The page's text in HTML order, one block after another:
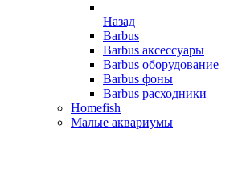
Назад
Barbus
Barbus аксессуары
Barbus оборудование
Barbus фоны
Barbus расходники
Homefish
Малые аквариумы